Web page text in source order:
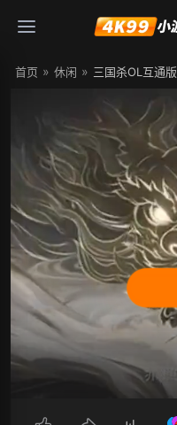
首页 » 休闲 » 三国杀OL互通版